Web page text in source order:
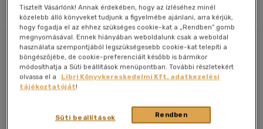
Szűrés Rendezés
Megjelenítés
20 db / oldal
40 db / oldal
Alkalmaz
Összesen3db
Tisztelt Vásárlónk! Annak érdekében, hogy az ízléséhez minél
közelebb álló könyveket tudjunk a figyelmébe ajánlani, arra kérjük,
hogy fogadja el az ehhez szükséges cookie-kat a „Rendben” gomb
megnyomásával. Ennek hiányában weboldalunk csak a weboldal
használata szempontjából legszükségesebb cookie-kat telepíti a
böngészőjébe, de cookie-preferenciáit később is bármikor
módosíthatja a Süti beállítások menüpontban. További részletekért
olvassa el a
Libri Könyvkereskedelmi Kft. adatkezelési
tájékoztatóját!
Rendben
Süti beállítások